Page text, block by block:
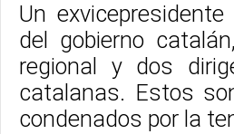
Un
del gobierno
regional y dos
catalanas. Estos
condenados por la